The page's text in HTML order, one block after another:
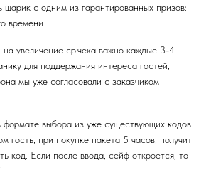
шарик с одним из гарантированных призов:
времени
увеличение ср.чека важно каждые 3-4
для поддержания интереса гостей,
мы уже согласовали с заказчиком
выбора из уже существующих кодов
гость, при покупке пакета 5 часов, получит
код. Если после ввода, сейф откроется, то